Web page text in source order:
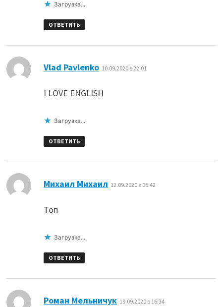
Загрузка...
ОТВЕТИТЬ
Vlad Pavlenko: 10.09.2020 в 22:01
I LOVE ENGLISH
Загрузка...
ОТВЕТИТЬ
Михаил Михаил 12.09.2020 в 05:42
Топ
Загрузка...
ОТВЕТИТЬ
Роман Мельничук 19.09.2020 в 16:34